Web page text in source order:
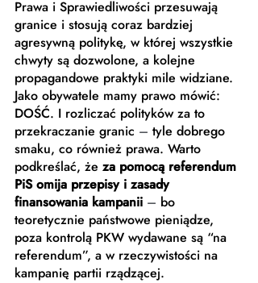
Prawa i Sprawiedliwości przesuwają
granice i stosują coraz bardziej
agresywną politykę, w której wszystkie
chwyty są dozwolone, a kolejne
propagandowe praktyki mile widziane.
Jako obywatele mamy prawo mówić:
DOŚĆ. I rozliczać polityków za to
przekraczanie granic – tyle dobrego
smaku, co również prawa. Warto
podkreślać, że za pomocą referendum
PiS omija przepisy i zasady
finansowania kampanii – bo
teoretycznie państwowe pieniądze,
poza kontrolą PKW wydawane są “na
referendum”, a w rzeczywistości na
kampanię partii rządzącej.